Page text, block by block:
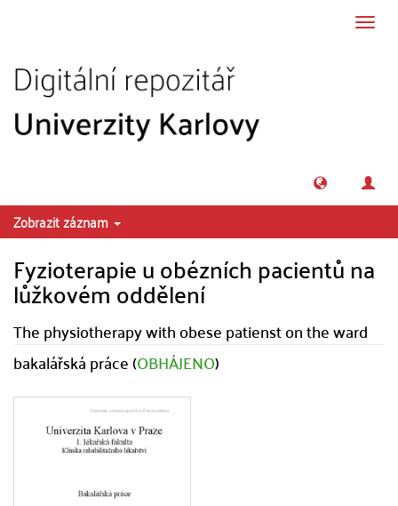
Zobrazit záznam
Fyzioterapie u obézních pacientů na
lůžkovém oddělení
The physiotherapy with obese patienst on the ward
bakalářská práce (OBHÁJENO)